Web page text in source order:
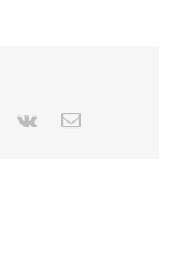
Pinterest
Vk Email